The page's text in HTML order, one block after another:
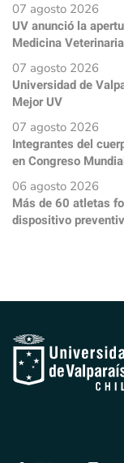
07 agosto 2026
UV anunció la
Medicina Veterinaria
07 agosto 2026
Universidad de
Mejor UV
07 agosto 2026
Integrantes del
en Congreso
06 agosto 2026
Más de 60 atletas
dispositivo